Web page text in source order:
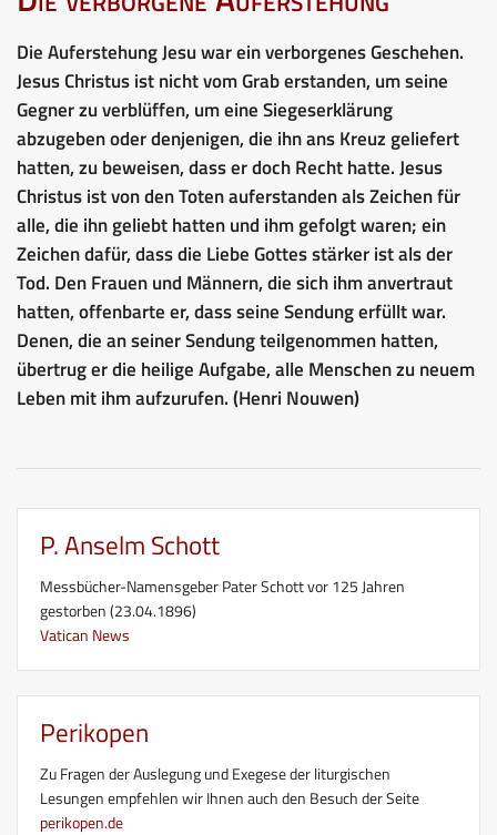
Die Auferstehung Jesu war ein verborgenes Geschehen.
Jesus Christus ist nicht vom Grab erstanden, um seine
Gegner zu verblüffen, um eine Siegeserklärung
abzugeben oder denjenigen, die ihn ans Kreuz geliefert
hatten, zu beweisen, dass er doch Recht hatte. Jesus
Christus ist von den Toten auferstanden als Zeichen für
alle, die ihn geliebt hatten und ihm gefolgt waren; ein
Zeichen dafür, dass die Liebe Gottes stärker ist als der
Tod. Den Frauen und Männern, die sich ihm anvertraut
hatten, offenbarte er, dass seine Sendung erfüllt war.
Denen, die an seiner Sendung teilgenommen hatten,
übertrug er die heilige Aufgabe, alle Menschen zu neuem
Leben mit ihm aufzurufen. (Henri Nouwen)
P. Anselm Schott
Messbücher-Namensgeber Pater Schott vor 125 Jahren
gestorben (23.04.1896)
Vatican News
Perikopen
Zu Fragen der Auslegung und Exegese der liturgischen
Lesungen empfehlen wir Ihnen auch den Besuch der Seite
perikopen.de